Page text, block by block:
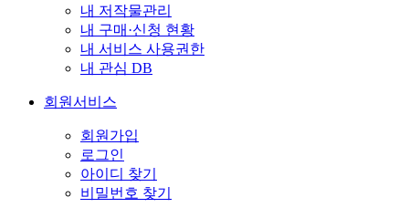
내 저작물관리
내 구매·신청 현황
내 서비스 사용권한
내 관심 DB
회원서비스
회원가입
로그인
아이디 찾기
비밀번호 찾기